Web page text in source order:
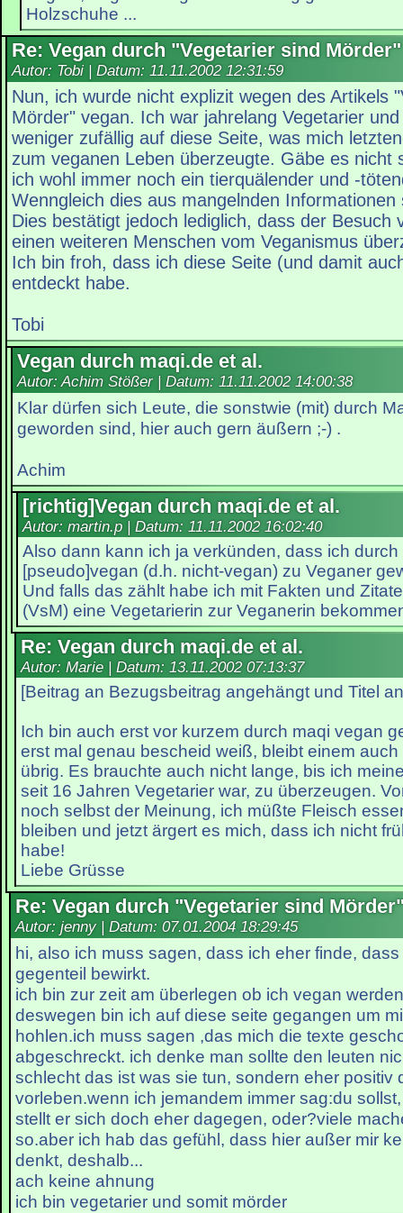
Holzschuhe ...
Re: Vegan durch "Vegetarier sind Mörder"
Autor: Tobi | Datum: 11.11.2002 12:31:59
Nun, ich wurde nicht explizit wegen des Artikels
Mörder" vegan. Ich war jahrelang Vegetarier
weniger zufällig auf diese Seite, was mich
zum veganen Leben überzeugte. Gäbe es nicht
ich wohl immer noch ein tierquälender und -
Wenngleich dies aus mangelnden
Dies bestätigt jedoch lediglich, dass der Besuch
einen weiteren Menschen vom Veganismus
Ich bin froh, dass ich diese Seite (und damit
entdeckt habe.
Tobi
Vegan durch maqi.de et al.
Autor: Achim Stößer | Datum: 11.11.2002 14:00:38
Klar dürfen sich Leute, die sonstwie (mit) durch
geworden sind, hier auch gern äußern ;-) .
Achim
[richtig]Vegan durch maqi.de et al.
Autor: martin.p | Datum: 11.11.2002 16:02:40
Also dann kann ich ja verkünden, dass ich durch
[pseudo]vegan (d.h. nicht-vegan) zu Veganer
Und falls das zählt habe ich mit Fakten und
(VsM) eine Vegetarierin zur Veganerin
Re: Vegan durch maqi.de et al.
Autor: Marie | Datum: 13.11.2002 07:13:37
[Beitrag an Bezugsbeitrag angehängt und Titel
Ich bin auch erst vor kurzem durch maqi vegan
erst mal genau bescheid weiß, bleibt einem
übrig. Es brauchte auch nicht lange, bis ich
seit 16 Jahren Vegetarier war, zu überzeugen.
noch selbst der Meinung, ich müßte Fleisch
bleiben und jetzt ärgert es mich, dass ich nicht
habe!
Liebe Grüsse
Re: Vegan durch "Vegetarier sind
Autor: jenny | Datum: 07.01.2004 18:29:45
hi, also ich muss sagen, dass ich eher finde,
gegenteil bewirkt.
ich bin zur zeit am überlegen ob ich vegan
deswegen bin ich auf diese seite gegangen um
hohlen.ich muss sagen ,das mich die texte
abgeschreckt. ich denke man sollte den leuten
schlecht das ist was sie tun, sondern eher positiv
vorleben.wenn ich jemandem immer sag:du
stellt er sich doch eher dagegen, oder?viele
so.aber ich hab das gefühl, dass hier außer mir
denkt, deshalb...
ach keine ahnung
ich bin vegetarier und somit mörder